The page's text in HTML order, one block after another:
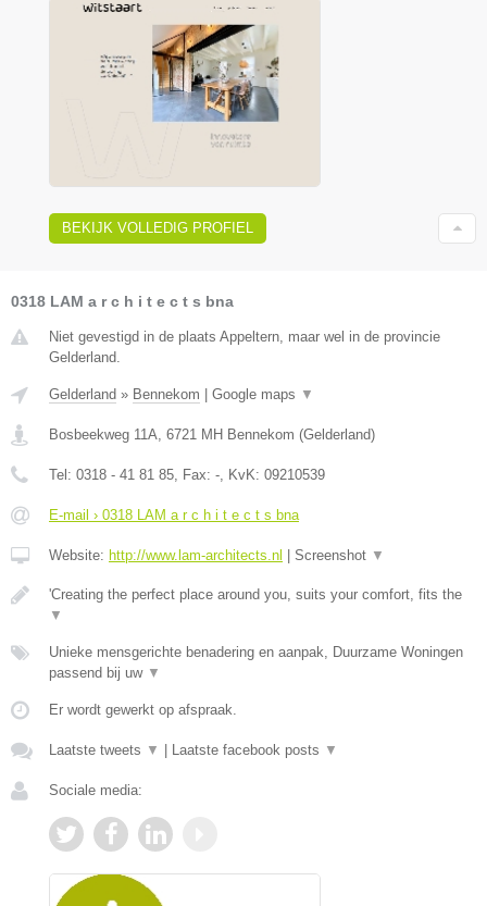
BEKIJK VOLLEDIG PROFIEL
0318 LAM a r c h i t e c t s bna
Niet gevestigd in de plaats Appeltern, maar wel in de provincie
Gelderland.
Gelderland » Bennekom Google maps ▼
Bosbeekweg 11A, 6721 MH Bennekom (Gelderland)
Tel: 0318 - 41 81 85, Fax: -, KvK: 09210539
E-mail › 0318 LAM a r c h i t e c t s bna
Website: http://www.lam-architects.nl Screenshot ▼
'Creating the perfect place around you, suits your comfort, fits the
▼
Unieke mensgerichte benadering en aanpak, Duurzame Woningen
passend bij uw ▼
Er wordt gewerkt op afspraak.
Laatste tweets ▼ Laatste facebook posts ▼
Sociale media: